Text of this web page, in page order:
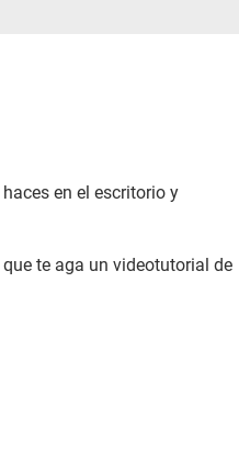
en el escritorio y
te aga un videotutorial de